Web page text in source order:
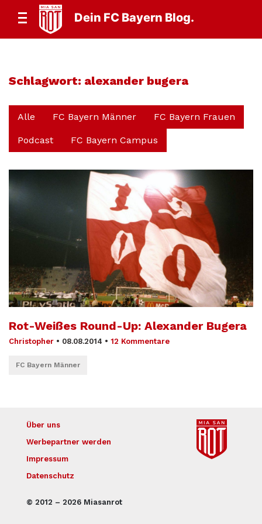
Dein FC Bayern Blog.
Schlagwort: alexander bugera
Alle FC Bayern Männer FC Bayern Frauen
Podcast FC Bayern Campus
Rot-Weißes Round-Up: Alexander Bugera
Christopher • 08.08.2014 • 12 Kommentare
FC Bayern Männer
© 2012 – 2026 Miasanrot
Über uns
Werbepartner werden
Impressum
Datenschutz